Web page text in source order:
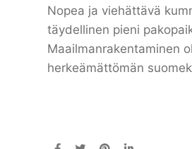
Nopea ja viehättävä
täydellinen pieni
Maailmanrakentaminen
herkeämättömän